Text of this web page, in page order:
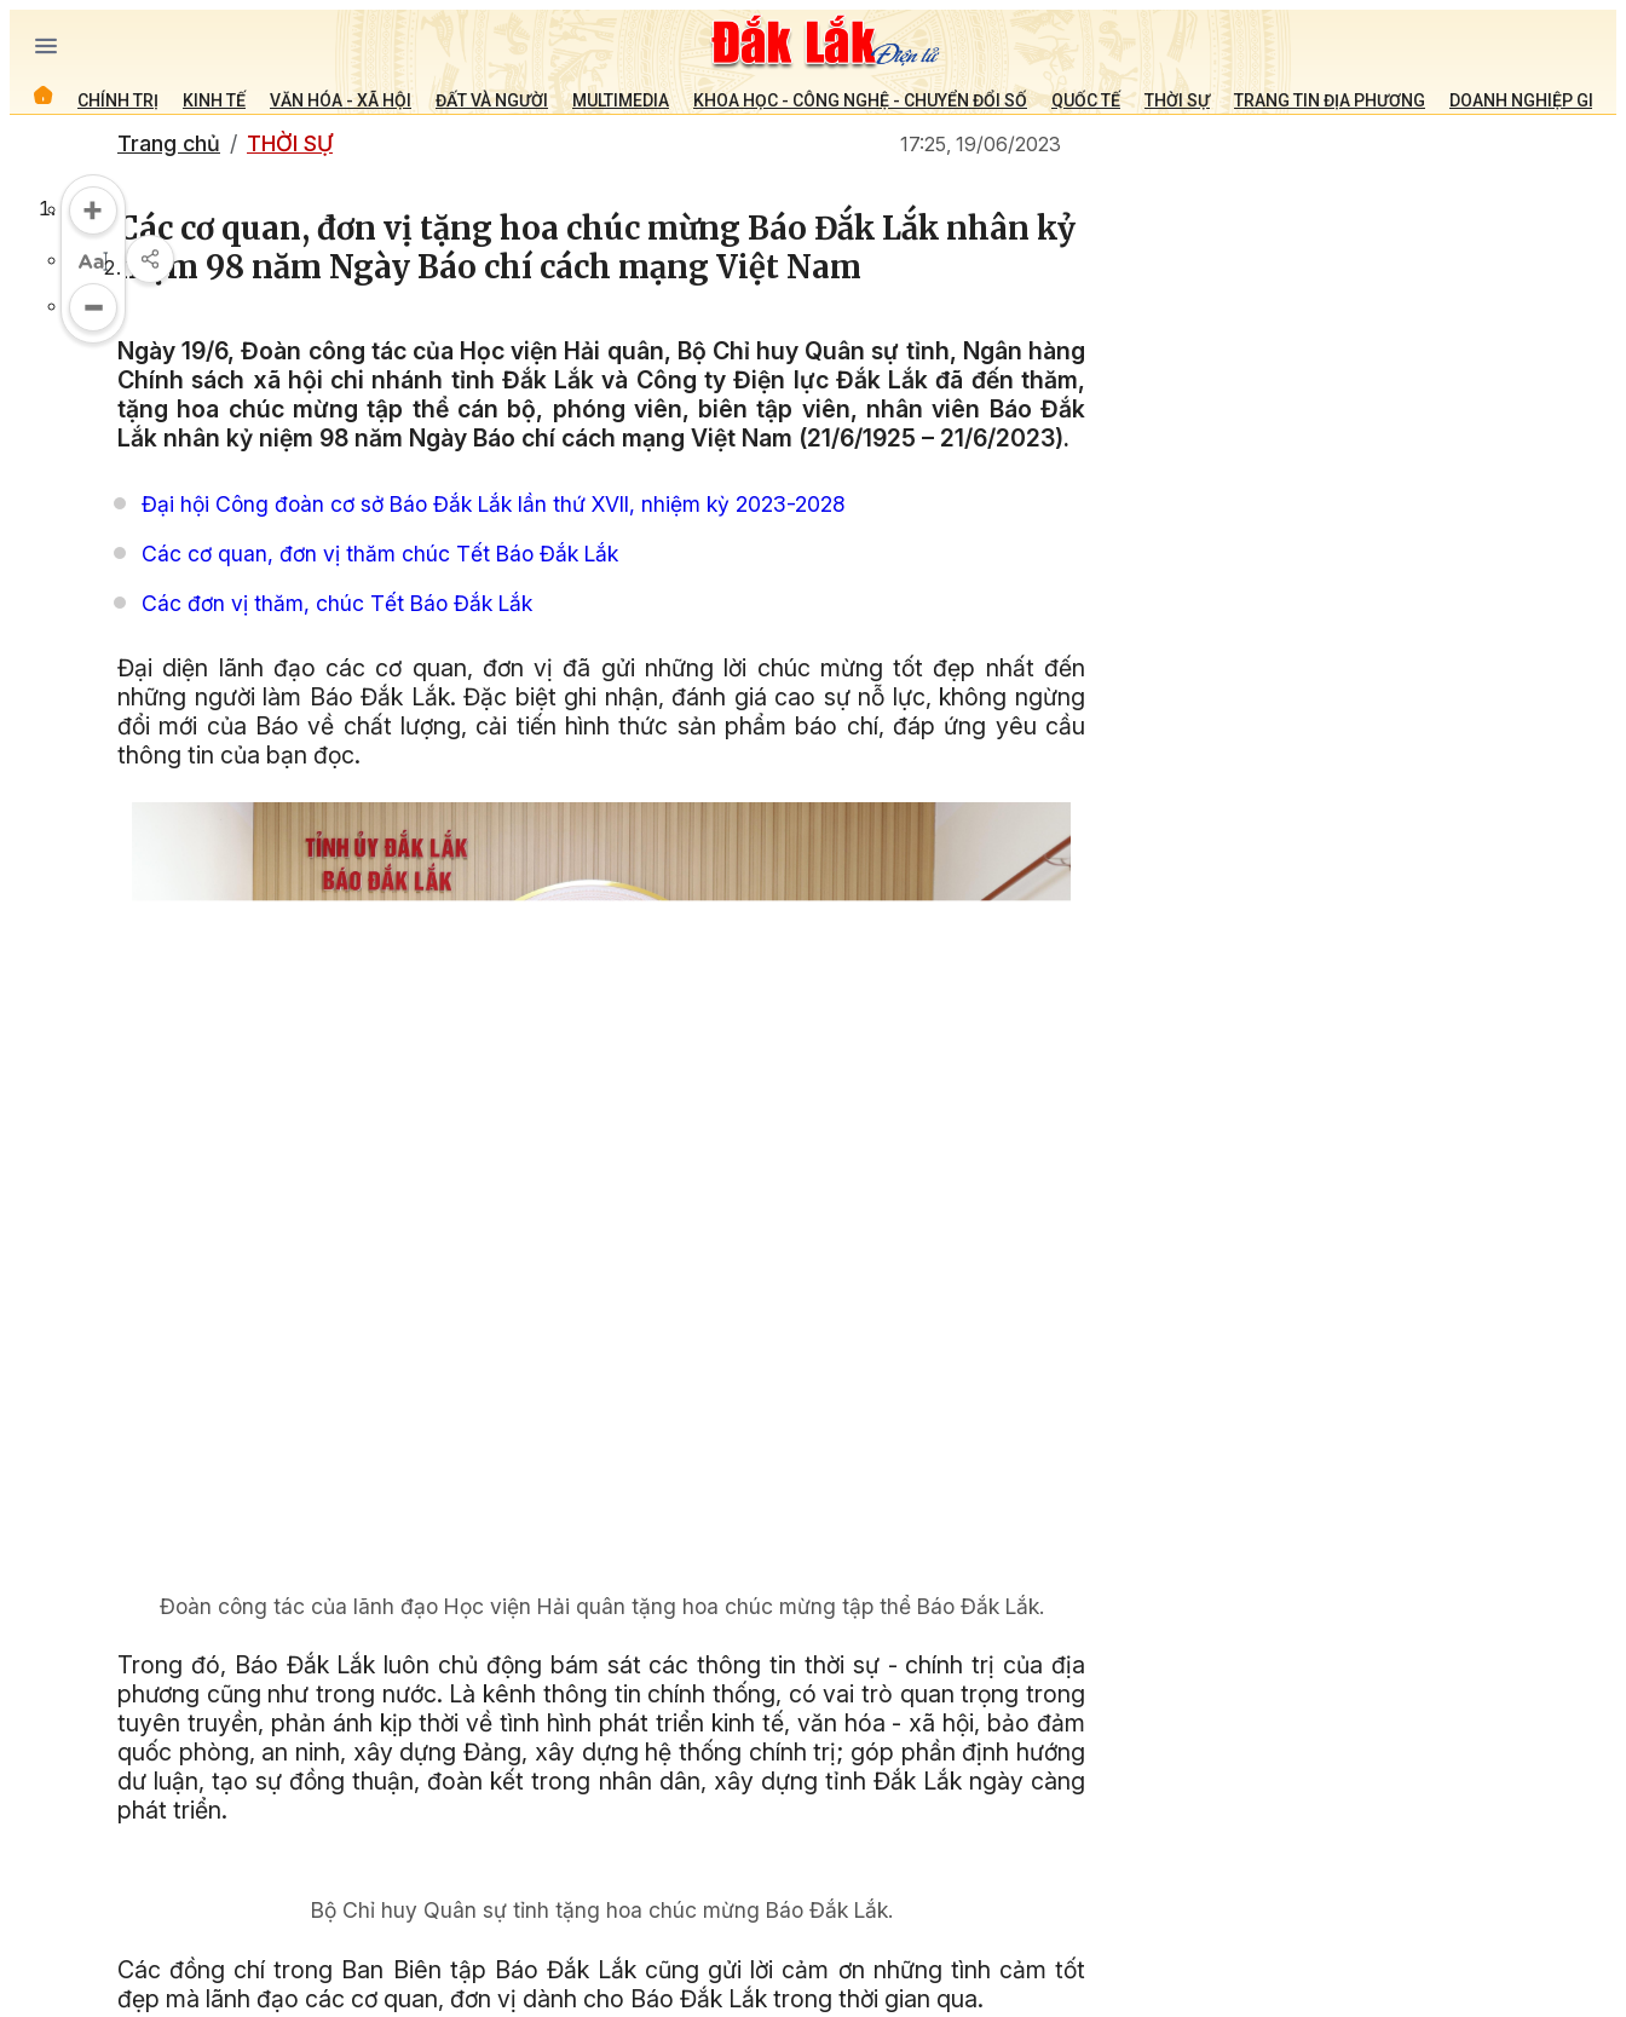
CHÍNH TRỊ KINH TẾ VĂN HÓA - XÃ HỘI ĐẤT VÀ NGƯỜI MULTIMEDIA KHOA HỌC - CÔNG NGHỆ - CHUYỂN ĐỔI SỐ QUỐC TẾ THỜI SỰ TRANG TIN ĐỊA PHƯƠNG DOANH NGHIỆP GIỚI
Trang chủ THỜI SỰ 17:25, 19/06/2023
Các cơ quan, đơn vị tặng hoa chúc mừng Báo Đắk Lắk nhân kỷ
niệm 98 năm Ngày Báo chí cách mạng Việt Nam
Ngày 19/6, Đoàn công tác của Học viện Hải quân, Bộ Chỉ huy Quân sự tỉnh, Ngân hàng
Chính sách xã hội chi nhánh tỉnh Đắk Lắk và Công ty Điện lực Đắk Lắk đã đến thăm,
tặng hoa chúc mừng tập thể cán bộ, phóng viên, biên tập viên, nhân viên Báo Đắk
Lắk nhân kỷ niệm 98 năm Ngày Báo chí cách mạng Việt Nam (21/6/1925 – 21/6/2023).
Đại hội Công đoàn cơ sở Báo Đắk Lắk lần thứ XVII, nhiệm kỳ 2023-2028
Các cơ quan, đơn vị thăm chúc Tết Báo Đắk Lắk
Các đơn vị thăm, chúc Tết Báo Đắk Lắk
Đại diện lãnh đạo các cơ quan, đơn vị đã gửi những lời chúc mừng tốt đẹp nhất đến
những người làm Báo Đắk Lắk. Đặc biệt ghi nhận, đánh giá cao sự nỗ lực, không ngừng
đổi mới của Báo về chất lượng, cải tiến hình thức sản phẩm báo chí, đáp ứng yêu cầu
thông tin của bạn đọc.
Đoàn công tác của lãnh đạo Học viện Hải quân tặng hoa chúc mừng tập thể Báo Đắk Lắk.
Trong đó, Báo Đắk Lắk luôn chủ động bám sát các thông tin thời sự - chính trị của địa
phương cũng như trong nước. Là kênh thông tin chính thống, có vai trò quan trọng trong
tuyên truyền, phản ánh kịp thời về tình hình phát triển kinh tế, văn hóa - xã hội, bảo đảm
quốc phòng, an ninh, xây dựng Đảng, xây dựng hệ thống chính trị; góp phần định hướng
dư luận, tạo sự đồng thuận, đoàn kết trong nhân dân, xây dựng tỉnh Đắk Lắk ngày càng
phát triển.
Bộ Chỉ huy Quân sự tỉnh tặng hoa chúc mừng Báo Đắk Lắk.
Các đồng chí trong Ban Biên tập Báo Đắk Lắk cũng gửi lời cảm ơn những tình cảm tốt
đẹp mà lãnh đạo các cơ quan, đơn vị dành cho Báo Đắk Lắk trong thời gian qua.